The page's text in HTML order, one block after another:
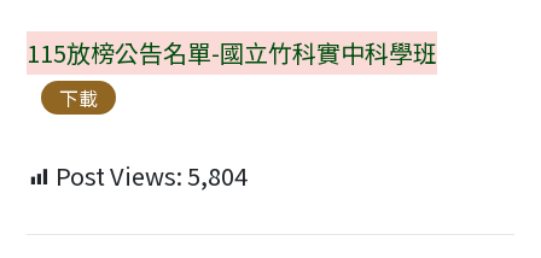
115放榜公告名單-國立竹科實中科學班
下載
Post Views: 5,804